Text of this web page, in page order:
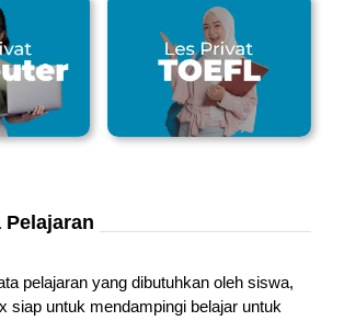
Pelajaran
pelajaran yang dibutuhkan oleh siswa,
siap untuk mendampingi belajar untuk